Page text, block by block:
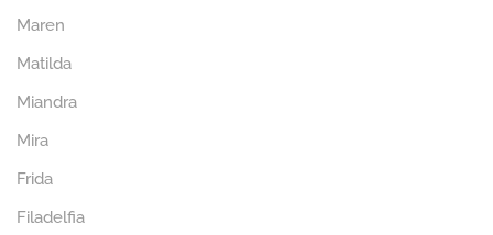
Maren
Matilda
Miandra
Mira
Frida
Filadelfia